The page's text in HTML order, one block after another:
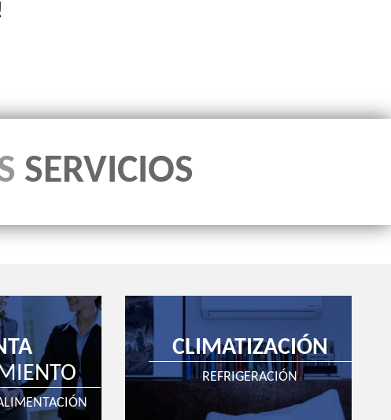
SERVICIOS
CLIMATIZACIÓN
REFRIGERACIÓN